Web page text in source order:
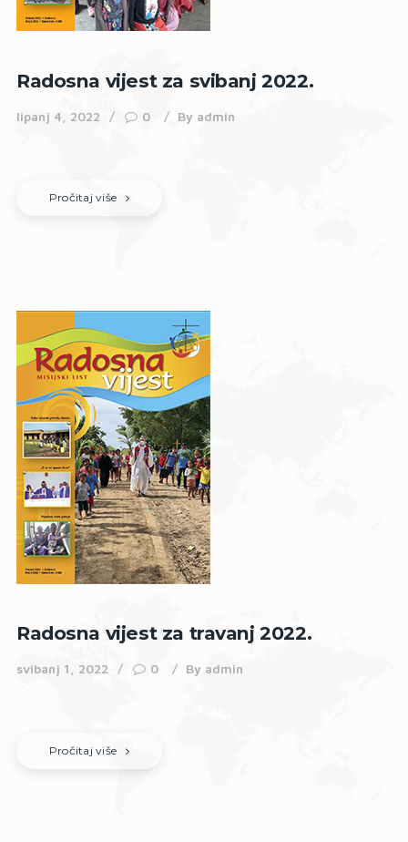
Radosna vijest za svibanj 2022.
lipanj 4, 2022 0 By admin
Pročitaj više
Radosna vijest za travanj 2022.
svibanj 1, 2022 0 By admin
Pročitaj više